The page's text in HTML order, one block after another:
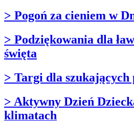
> Pogoń za cieniem w
> Podziękowania dla
święta
> Targi dla
> Aktywny Dzień
klimatach